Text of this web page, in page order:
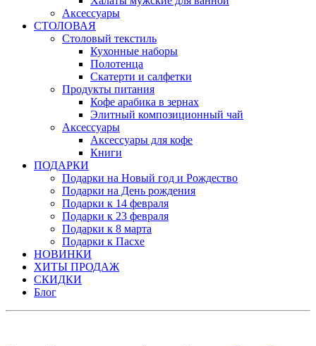
Аксессуары
СТОЛОВАЯ
Столовый текстиль
Кухонные наборы
Полотенца
Скатерти и салфетки
Продукты питания
Кофе арабика в зернах
Элитный композиционный чай
Аксессуары
Аксессуары для кофе
Книги
ПОДАРКИ
Подарки на Новый год и Рождество
Подарки на День рождения
Подарки к 14 февраля
Подарки к 23 февраля
Подарки к 8 марта
Подарки к Пасхе
НОВИНКИ
ХИТЫ ПРОДАЖ
СКИДКИ
Блог